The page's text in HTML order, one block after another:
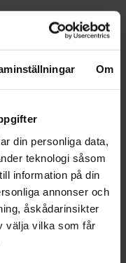
Om
din personliga data,
teknologi såsom
information på din
annonser och
åskådarinsikter
välja vilka som får
Martin Falklind